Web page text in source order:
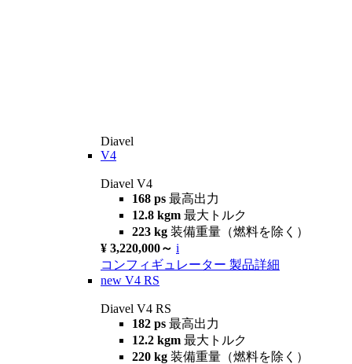
Diavel
V4
Diavel V4
168 ps 最高出力
12.8 kgm 最大トルク
223 kg 装備重量（燃料を除く）
¥ 3,220,000～ i
コンフィギュレーター 製品詳細
new V4 RS
Diavel V4 RS
182 ps 最高出力
12.2 kgm 最大トルク
220 kg 装備重量（燃料を除く）